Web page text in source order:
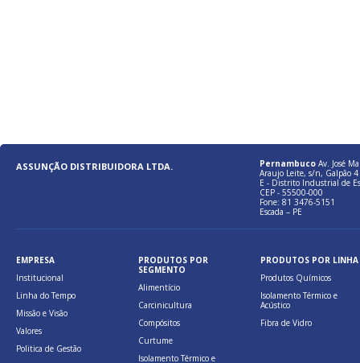
ASSUNÇÃO DISTRIBUIDORA LTDA. Pernambuco Av. José
Araujo Leite, s/n, Galpão 4
E - Distrito Industrial de
CEP - 55500-000
Fone: 81 3476-5151
Escada – PE
EMPRESA
Institucional
Linha do Tempo
Missão e Visão
Valores
Politica de Gestão
PRODUTOS POR
SEGMENTO
Alimentício
Carcinicultura
Compósitos
Curtume
Isolamento Térmico e
PRODUTOS POR LINHA
Produtos Químicos
Isolamento Térmico e
Acústico
Fibra de Vidro